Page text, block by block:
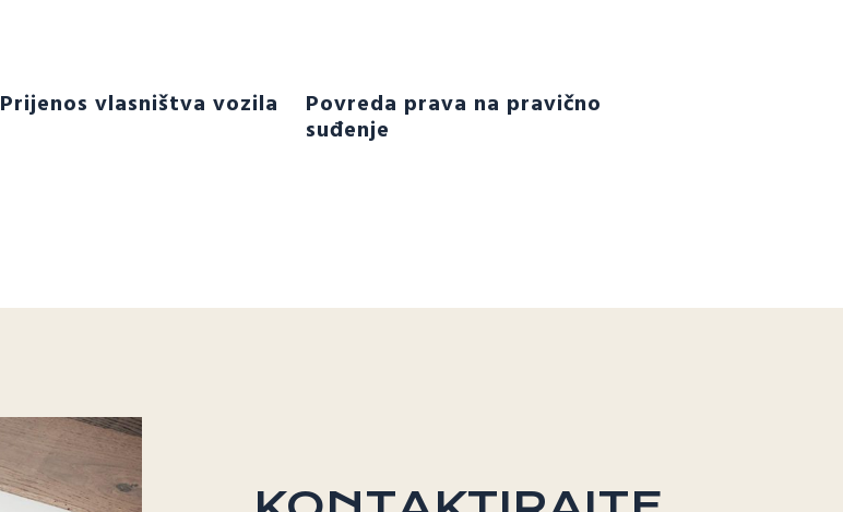
Prijenos vlasništva vozila Povreda prava na pravično
suđenje